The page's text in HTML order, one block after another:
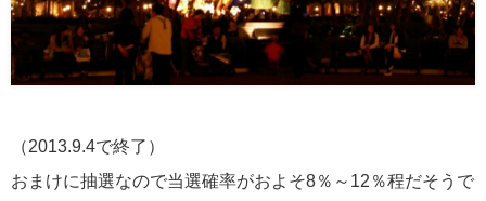
（2013.9.4で終了）
おまけに抽選なので当選確率がおよそ8％～12％程だそうで